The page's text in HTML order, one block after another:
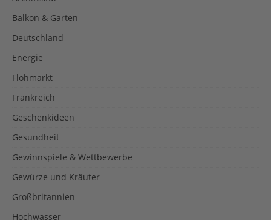
Balkon & Garten
Deutschland
Energie
Flohmarkt
Frankreich
Geschenkideen
Gesundheit
Gewinnspiele & Wettbewerbe
Gewürze und Kräuter
Großbritannien
Hochwasser